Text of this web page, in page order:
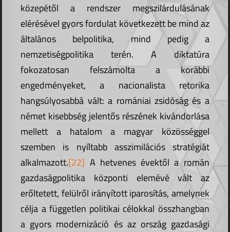
közepétől a rendszer megszilárdulásának
elérésével gyors fordulat következett be mind az
általános belpolitika, mind pedig a
nemzetiségpolitika terén. A diktatúra
fokozatosan felszámolta a korábbi
engedményeket, a nacionalista retorika
hangsúlyosabbá vált: a romániai zsidóság és a
német kisebbség jelentős részének kivándorlása
mellett a hatalom a magyar közösséggel
szemben is nyíltabb asszimilációs stratégiát
alkalmazott.[22] A hetvenes évektől a román
gazdaságpolitika központi elemévé vált az
erőltetett, felülről irányított iparosítás, amelynek
célja a független politikai célokkal összhangban
a gyors modernizáció és az ország gazdasági